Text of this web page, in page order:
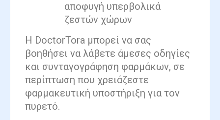
αποφυγή υπερβολικά
ζεστών χώρων
Η DoctorTora μπορεί να σας
βοηθήσει να λάβετε άμεσες οδηγίες
και συνταγογράφηση φαρμάκων, σε
περίπτωση που χρειάζεστε
φαρμακευτική υποστήριξη για τον
πυρετό.